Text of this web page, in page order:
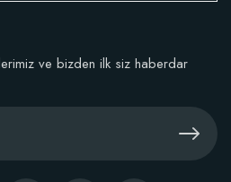
ve bizden ilk siz haberdar